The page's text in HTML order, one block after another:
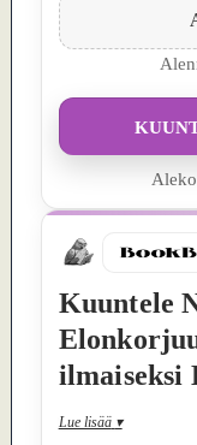
Kuuntele
ilmaiseksi
Lue lisää ▾